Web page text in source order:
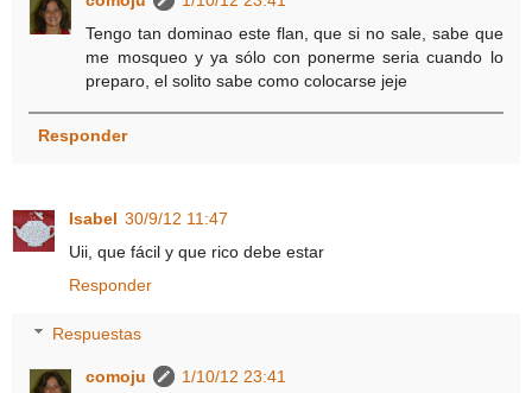
Tengo tan dominao este flan, que si no sale, sabe que
me mosqueo y ya sólo con ponerme seria cuando lo
preparo, el solito sabe como colocarse jeje
Responder
Isabel 30/9/12 11:47
Uii, que fácil y que rico debe estar
Responder
Respuestas
comoju
1/10/12 23:41